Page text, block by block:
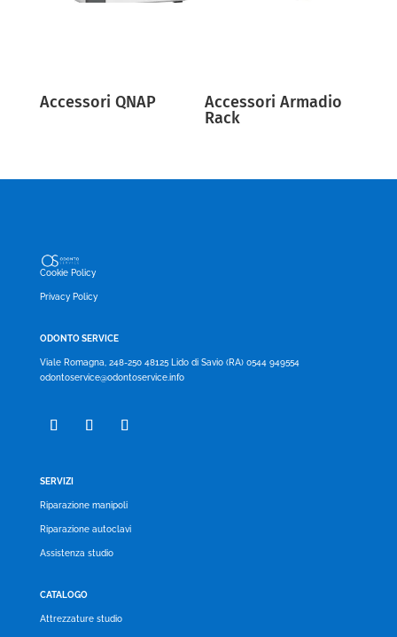
Accessori QNAP
Accessori Armadio
Rack
Cookie Policy
Privacy Policy
ODONTO SERVICE
Viale Romagna, 248-250 48125 Lido di Savio (RA) 0544 949554
odontoservice@odontoservice.info
SERVIZI
Riparazione manipoli
Riparazione autoclavi
Assistenza studio
CATALOGO
Attrezzature studio